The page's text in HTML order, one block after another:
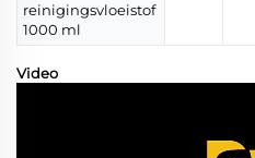
reinigingsvloeistof
1000 ml
Video